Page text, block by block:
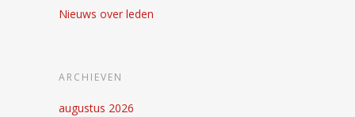
Nieuws over leden
ARCHIEVEN
augustus 2026